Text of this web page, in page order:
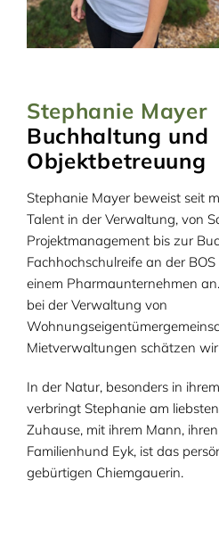
Stephanie Mayer
Buchhaltung und
Objektbetreuung
Stephanie Mayer beweist seit
Talent in der Verwaltung, von
Projektmanagement bis zur
Fachhochschulreife an der
einem Pharmaunternehmen
bei der Verwaltung von
Mietverwaltungen schätzen
In der Natur, besonders in
verbringt Stephanie am
Zuhause, mit ihrem Mann,
Familienhund Eyk, ist das
gebürtigen Chiemgauerin.